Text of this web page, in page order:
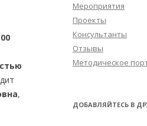
,
Мероприятия
Проекты
Консультанты
Отзывы
Методическое
ДОБАВЛЯЙТЕСЬ В